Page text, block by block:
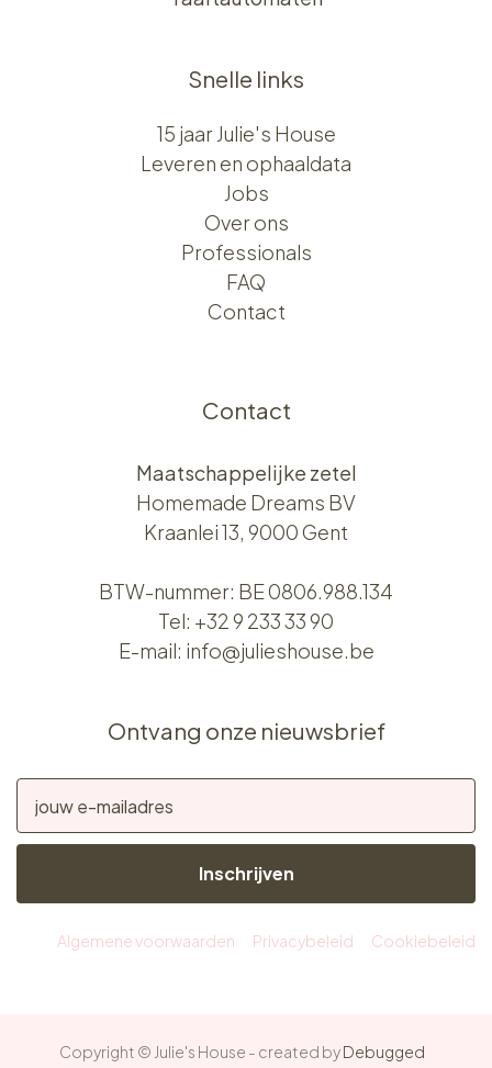
Snelle links
15 jaar Julie's House
Leveren en ophaaldata
Jobs
Over ons​​
Professionals
FAQ
Contact
Contact
Maatschappelijke zetel
Homemade Dreams BV
Kraanlei 13, 9000 Gent
BTW-nummer: BE 0806.988.134
Tel: +32 9 233 33 90
E-mail: info@julieshouse.be
Ontvang onze nieuwsbrief
Inschrijven
Algemene voorwaarden Privacybeleid Cookiebeleid
Copyright © Julie's House - created byDebugged